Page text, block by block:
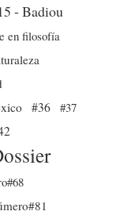
- Badiou
en filosofía
#36 #37